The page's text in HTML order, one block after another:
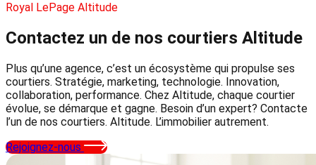
Royal LePage Altitude
Contactez un de nos courtiers Altitude
Plus qu’une agence, c’est un écosystème qui propulse ses
courtiers. Stratégie, marketing, technologie. Innovation,
collaboration, performance. Chez Altitude, chaque courtier
évolue, se démarque et gagne. Besoin d’un expert? Contacte
l’un de nos courtiers. Altitude. L’immobilier autrement.
Rejoignez-nous